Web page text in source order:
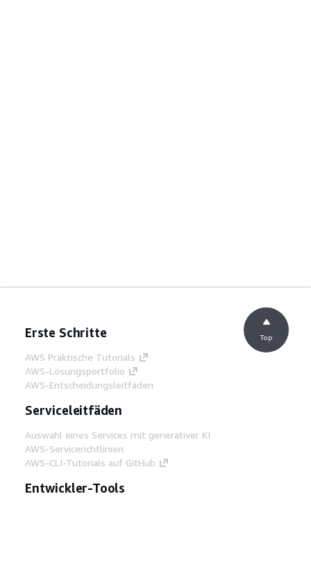
Erste Schritte
AWS Praktische Tutorials
AWS-Lösungsportfolio
AWS-Entscheidungsleitfäden
Serviceleitfäden
Auswahl eines Services mit generativer KI
AWS-Servicerichtlinien
AWS-CLI-Tutorials auf GitHub
Entwickler-Tools
Top